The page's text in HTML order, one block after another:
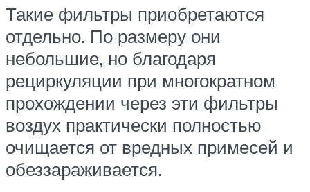
Такие фильтры приобретаются
отдельно. По размеру они
небольшие, но благодаря
рециркуляции при многократном
прохождении через эти фильтры
воздух практически полностью
очищается от вредных примесей и
обеззараживается.